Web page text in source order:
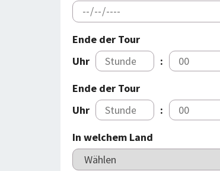
Ende der Tour
Uhr
:
Ende der Tour
Uhr
:
In welchem Land